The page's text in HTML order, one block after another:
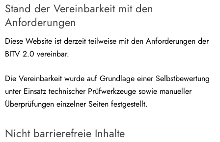
Stand der Vereinbarkeit mit den
Anforderungen
Diese Website ist derzeit teilweise mit den Anforderungen der
BITV 2.0 vereinbar.
Die Vereinbarkeit wurde auf Grundlage einer Selbstbewertung
unter Einsatz technischer Prüfwerkzeuge sowie manueller
Überprüfungen einzelner Seiten festgestellt.
Nicht barrierefreie Inhalte